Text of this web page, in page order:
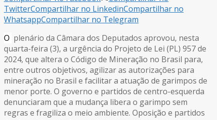
TwitterCompartilhar no LinkedinCompartilhar no
WhatsappCompartilhar no Telegram
O plenário da Câmara dos Deputados aprovou, nesta
quarta-feira (3), a urgência do Projeto de Lei (PL) 957 de
2024, que altera o Código de Mineração no Brasil para,
entre outros objetivos, agilizar as autorizações para
mineração no Brasil e facilitar a atuação de garimpos de
menor porte. O governo e partidos de centro-esquerda
denunciaram que a mudança libera o garimpo sem
regras e fragiliza o meio ambiente. Oposição e partidos